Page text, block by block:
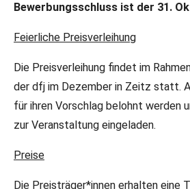
Bewerbungsschluss ist der 31.
Feierliche Preisverleihung
Die Preisverleihung findet im
der dfj im Dezember in Zeitz statt.
für ihren Vorschlag belohnt werden
zur Veranstaltung eingeladen.
Preise
Die Preisträger*innen erhalten eine